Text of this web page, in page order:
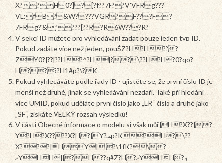
X??H0?]?[?f??7F??V'VFRg???
VL:fB?&W????VGR?F???F?
7FRg?'&ƒ???[??R?R6W???R?
V sekci ID můžete pro vyhledávání zadat pouze jeden typ ID.
Pokud zadáte více než jeden, pouŚZ?H?H???
ZY0?]??[??H?^?H[??\??H?H?0?qo?
H????H1#p?\?K
Pokud vyhledáváte podle řady ID - ujistěte se, že první číslo ID je
menší než druhé, jinak se vyhledávání nezdaří. Také při hledání
více UMID, pokud uděláte první číslo jako „LR“ číslo a druhé jako
„SF“, získáte VELKÝ rozsah výsledků!
V části Obecné informace o modelu si však můř]H?X??]?
Y?H?X????X?H?]Y?ܚp?K?H?\??
X???]HY] ?\1fK?\?
ޚYHH]]?H??q#Z?H?ޚYHH?ܙ